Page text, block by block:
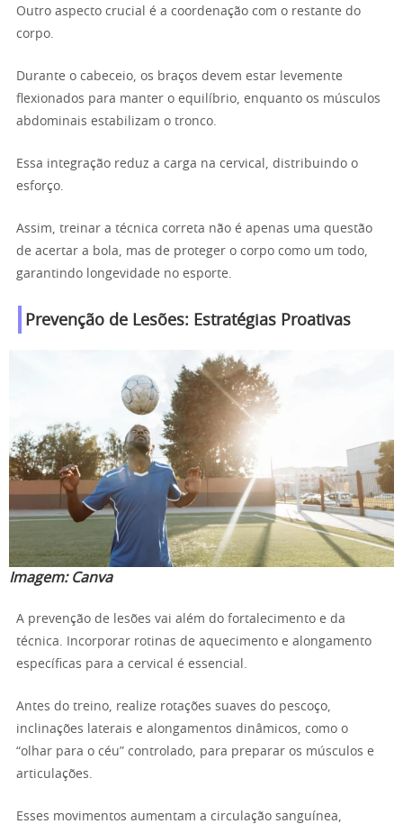
Outro aspecto crucial é a coordenação com o restante do
corpo.
Durante o cabeceio, os braços devem estar levemente
flexionados para manter o equilíbrio, enquanto os músculos
abdominais estabilizam o tronco.
Essa integração reduz a carga na cervical, distribuindo o
esforço.
Assim, treinar a técnica correta não é apenas uma questão
de acertar a bola, mas de proteger o corpo como um todo,
garantindo longevidade no esporte.
Prevenção de Lesões: Estratégias Proativas
Imagem: Canva
A prevenção de lesões vai além do fortalecimento e da
técnica. Incorporar rotinas de aquecimento e alongamento
específicas para a cervical é essencial.
Antes do treino, realize rotações suaves do pescoço,
inclinações laterais e alongamentos dinâmicos, como o
“olhar para o céu” controlado, para preparar os músculos e
articulações.
Esses movimentos aumentam a circulação sanguínea,